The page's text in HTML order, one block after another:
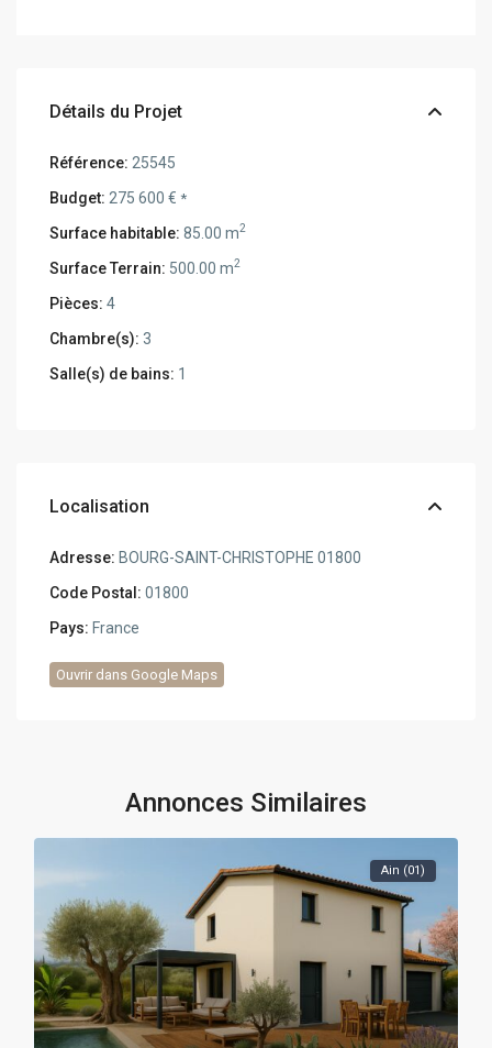
Détails du Projet
Référence: 25545
Budget: 275 600 €*
Surface habitable: 85.00 m2
Surface Terrain: 500.00 m2
Pièces: 4
Chambre(s): 3
Salle(s) de bains: 1
Localisation
Adresse: BOURG-SAINT-CHRISTOPHE 01800
Code Postal: 01800
Pays: France
Ouvrir dans Google Maps
Annonces Similaires
Ain (01)